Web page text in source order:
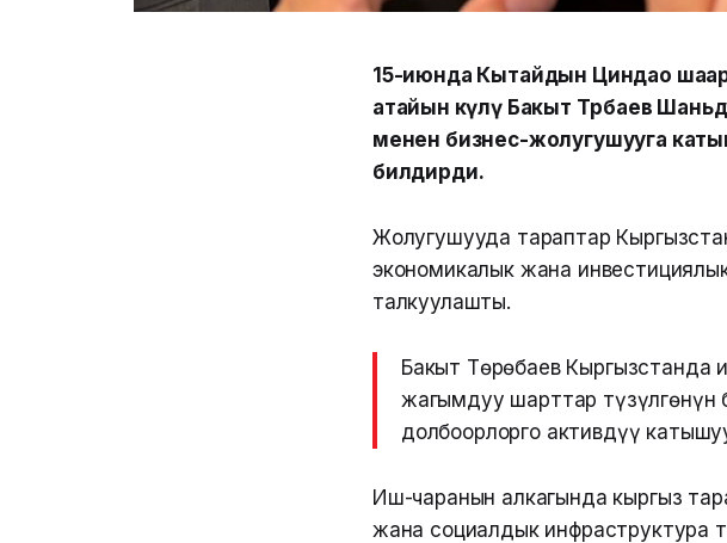
15-июнда Кытайдын Циндао
атайын өкүлү Бакыт Төрөбаев
менен бизнес-жолугушууга
билдирди.
Жолугушууда тараптар
экономикалык жана
талкуулашты.
Бакыт Төрөбаев Кыргызстанда
жагымдуу шарттар түзүлгөнүн
долбоорлорго активдүү
Иш-чаранын алкагында кыргыз
жана социалдык инфраструктура